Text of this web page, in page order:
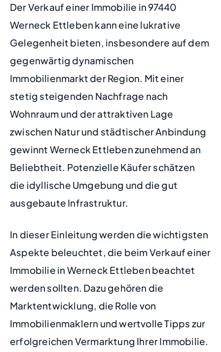
Der Verkauf einer Immobilie in 97440
Werneck Ettleben kann eine lukrative
Gelegenheit bieten, insbesondere auf dem
gegenwärtig dynamischen
Immobilienmarkt der Region. Mit einer
stetig steigenden Nachfrage nach
Wohnraum und der attraktiven Lage
zwischen Natur und städtischer Anbindung
gewinnt Werneck Ettleben zunehmend an
Beliebtheit. Potenzielle Käufer schätzen
die idyllische Umgebung und die gut
ausgebaute Infrastruktur.
In dieser Einleitung werden die wichtigsten
Aspekte beleuchtet, die beim Verkauf einer
Immobilie in Werneck Ettleben beachtet
werden sollten. Dazu gehören die
Marktentwicklung, die Rolle von
Immobilienmaklern und wertvolle Tipps zur
erfolgreichen Vermarktung Ihrer Immobilie.